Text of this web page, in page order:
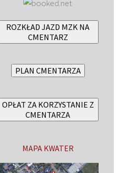
ROZKŁAD JAZD MZK NA
CMENTARZ
PLAN CMENTARZA
OPŁAT ZA KORZYSTANIE Z
CMENTARZA
MAPA KWATER